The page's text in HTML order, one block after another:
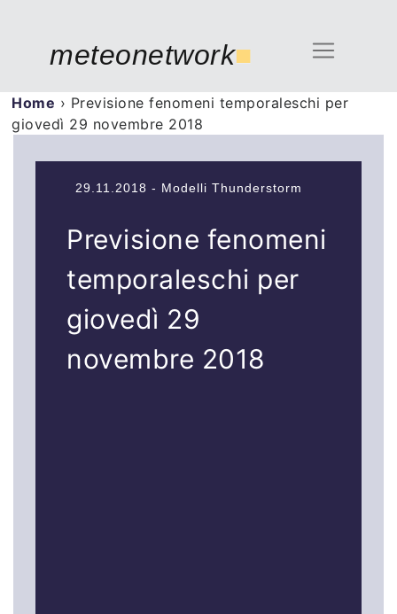
meteonetwork■
Home › Previsione fenomeni temporaleschi per
giovedì 29 novembre 2018
29.11.2018 - Modelli Thunderstorm
Previsione fenomeni
temporaleschi per
giovedì 29
novembre 2018